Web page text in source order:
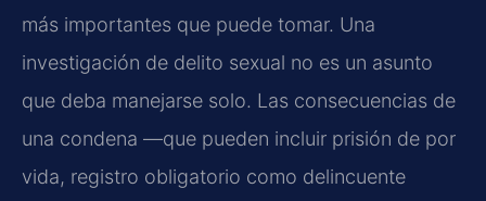
más importantes que puede tomar. Una
investigación de delito sexual no es un asunto
que deba manejarse solo. Las consecuencias de
una condena —que pueden incluir prisión de por
vida, registro obligatorio como delincuente